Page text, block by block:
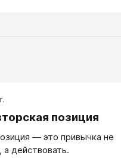
позиция
— это привычка не
действовать.